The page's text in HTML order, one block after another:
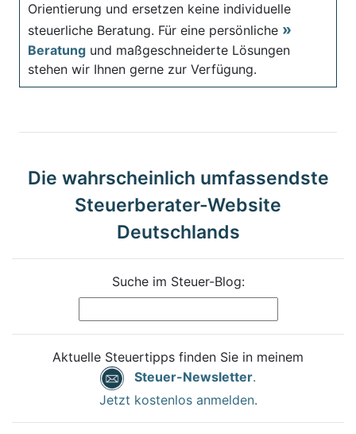
Orientierung und ersetzen keine individuelle
steuerliche Beratung. Für eine persönliche
Beratung und maßgeschneiderte Lösungen
stehen wir Ihnen gerne zur Verfügung.
Die wahrscheinlich umfassendste
Steuerberater-Website
Deutschlands
Suche im Steuer-Blog:
Aktuelle Steuertipps finden Sie in meinem
Steuer-Newsletter.
Jetzt kostenlos anmelden.